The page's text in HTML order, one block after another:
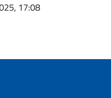
17:08